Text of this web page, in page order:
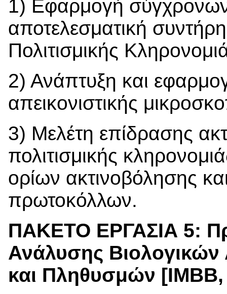
1) Εφαρμογή σύγχρονων
αποτελεσματική
Πολιτισμικής
2) Ανάπτυξη και
απεικονιστικής
3) Μελέτη επίδρασης
πολιτισμικής
ορίων ακτινοβόλησης
πρωτοκόλλων.
ΠΑΚΕΤΟ ΕΡΓΑΣΙΑ 5:
Ανάλυσης
και Πληθυσμών [ΙΜΒΒ,